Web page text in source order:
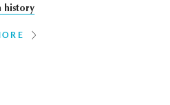
history